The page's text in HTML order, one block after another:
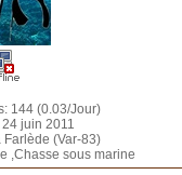
144 (0.03/Jour)
24 juin 2011
Farlède (Var-83)
,Chasse sous marine